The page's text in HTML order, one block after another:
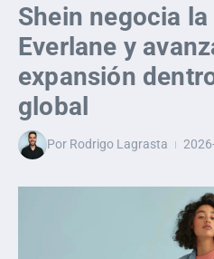
Shein negocia
Everlane y
expansión
global
Por Rodrigo Lagrasta